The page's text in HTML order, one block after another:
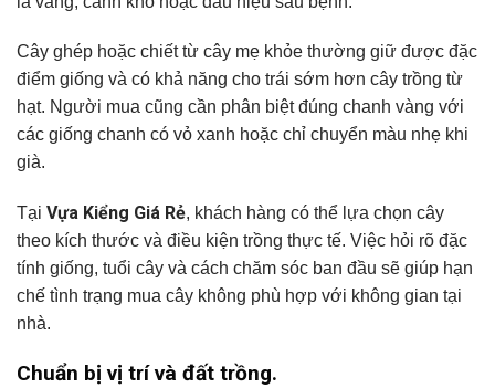
Cây ghép hoặc chiết từ cây mẹ khỏe thường giữ được đặc
điểm giống và có khả năng cho trái sớm hơn cây trồng từ
hạt. Người mua cũng cần phân biệt đúng chanh vàng với
các giống chanh có vỏ xanh hoặc chỉ chuyển màu nhẹ khi
già.
Tại Vựa Kiểng Giá Rẻ, khách hàng có thể lựa chọn cây
theo kích thước và điều kiện trồng thực tế. Việc hỏi rõ đặc
tính giống, tuổi cây và cách chăm sóc ban đầu sẽ giúp hạn
chế tình trạng mua cây không phù hợp với không gian tại
nhà.
Chuẩn bị vị trí và đất trồng.